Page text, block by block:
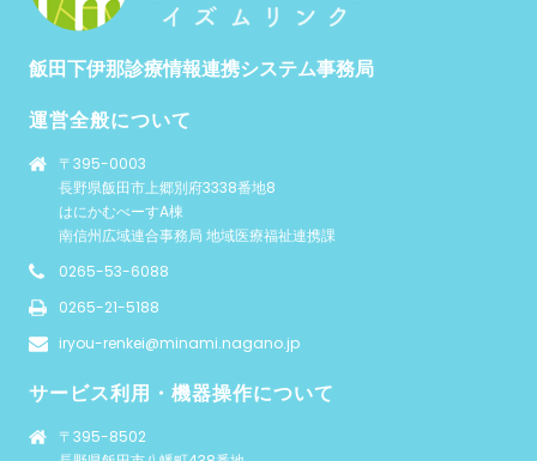
飯田下伊那診療情報連携システム事務局
運営全般について
〒395-0003
長野県飯田市上郷別府3338番地8
はにかむべーすA棟
南信州広域連合事務局 地域医療福祉連携課
0265-53-6088
0265-21-5188
iryou-renkei@minami.nagano.jp
サービス利用・機器操作について
〒395-8502